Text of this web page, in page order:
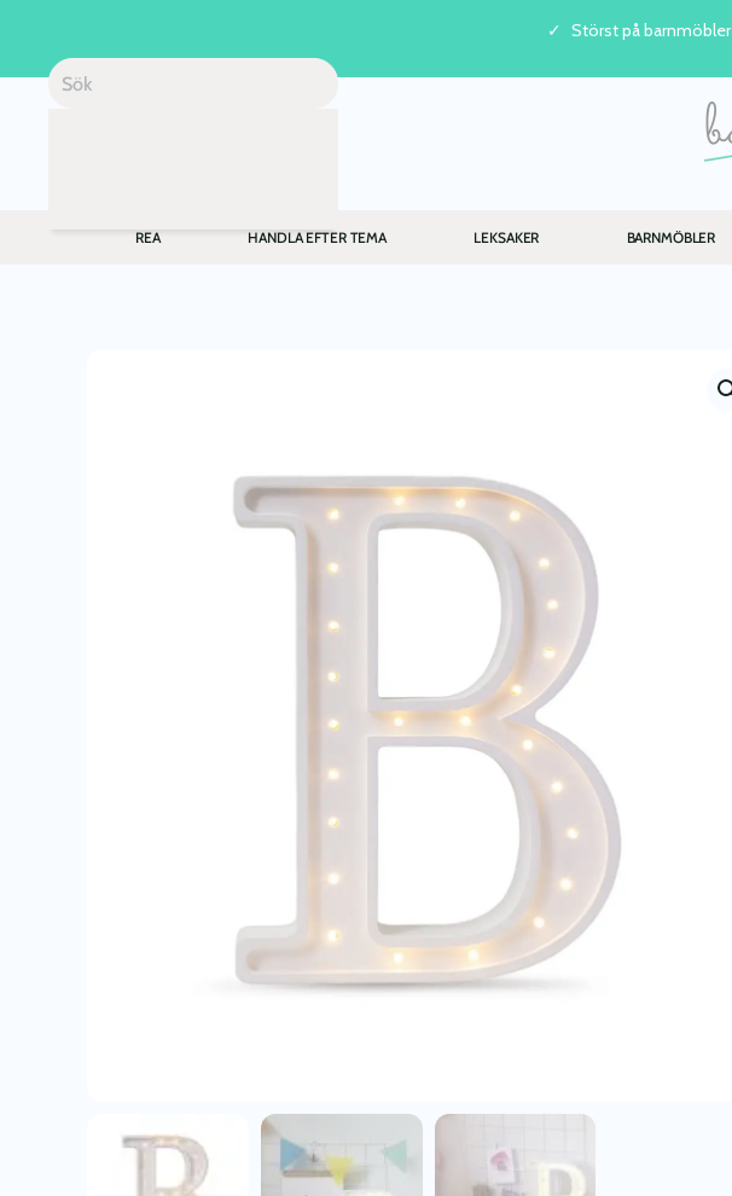
Skip to main content
Störst på barnmöbler
REA HANDLA EFTER TEMA LEKSAKER BARNMÖBLER